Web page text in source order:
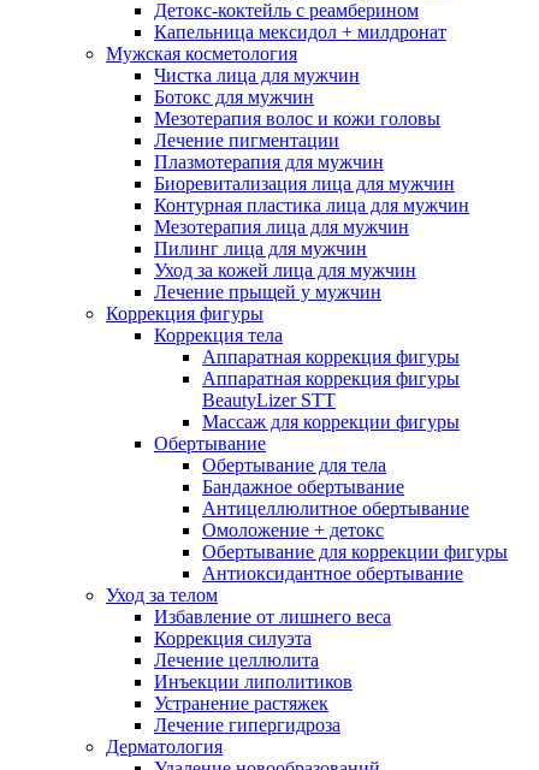
Детокс-коктейль с реамберином
Капельница мексидол + милдронат
Мужская косметология
Чистка лица для мужчин
Ботокс для мужчин
Мезотерапия волос и кожи головы
Лечение пигментации
Плазмотерапия для мужчин
Биоревитализация лица для мужчин
Контурная пластика лица для мужчин
Мезотерапия лица для мужчин
Пилинг лица для мужчин
Уход за кожей лица для мужчин
Лечение прыщей у мужчин
Коррекция фигуры
Коррекция тела
Аппаратная коррекция фигуры
Аппаратная коррекция фигуры
BeautyLizer STT
Массаж для коррекции фигуры
Обертывание
Обертывание для тела
Бандажное обертывание
Антицеллюлитное обертывание
Омоложение + детокс
Обертывание для коррекции фигуры
Антиоксидантное обертывание
Уход за телом
Избавление от лишнего веса
Коррекция силуэта
Лечение целлюлита
Инъекции липолитиков
Устранение растяжек
Лечение гипергидроза
Дерматология